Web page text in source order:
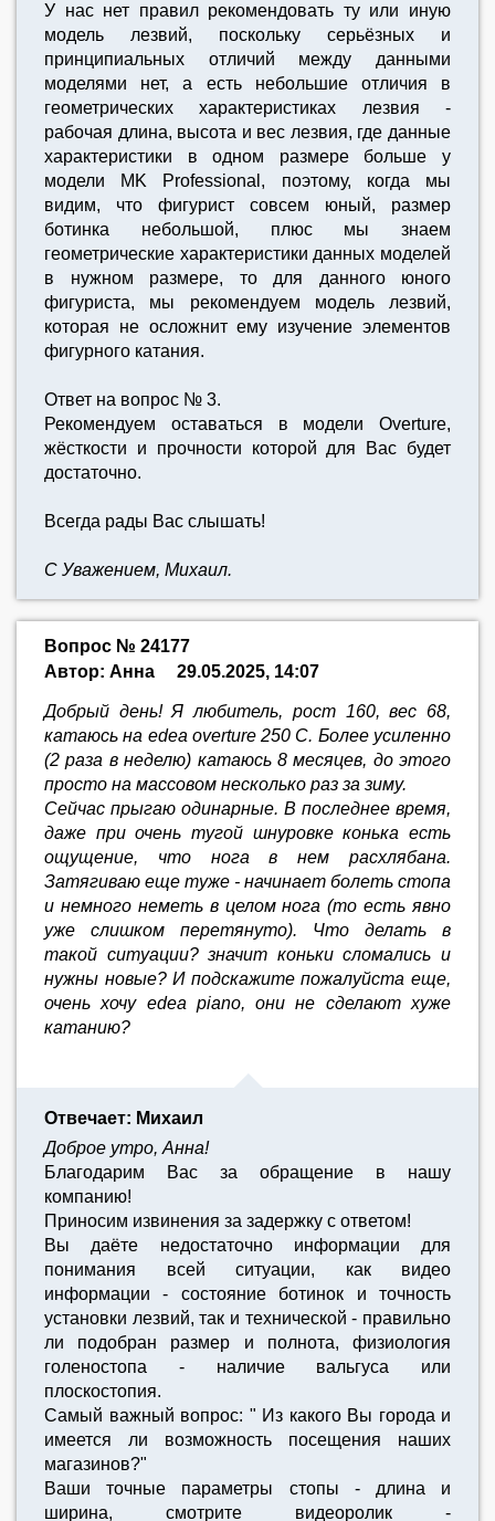
У нас нет правил рекомендовать ту или иную
модель лезвий, поскольку серьёзных и
принципиальных отличий между данными
моделями нет, а есть небольшие отличия в
геометрических характеристиках лезвия -
рабочая длина, высота и вес лезвия, где данные
характеристики в одном размере больше у
модели MK Professional, поэтому, когда мы
видим, что фигурист совсем юный, размер
ботинка небольшой, плюс мы знаем
геометрические характеристики данных моделей
в нужном размере, то для данного юного
фигуриста, мы рекомендуем модель лезвий,
которая не осложнит ему изучение элементов
фигурного катания.
Ответ на вопрос № 3.
Рекомендуем оставаться в модели Overture,
жёсткости и прочности которой для Вас будет
достаточно.
Всегда рады Вас слышать!
С Уважением, Михаил.
Вопрос № 24177
Автор: Анна
29.05.2025, 14:07
Добрый день! Я любитель, рост 160, вес 68,
катаюсь на edea overture 250 C. Более усиленно
(2 раза в неделю) катаюсь 8 месяцев, до этого
просто на массовом несколько раз за зиму.
Сейчас прыгаю одинарные. В последнее время,
даже при очень тугой шнуровке конька есть
ощущение, что нога в нем расхлябана.
Затягиваю еще туже - начинает болеть стопа
и немного неметь в целом нога (то есть явно
уже слишком перетянуто). Что делать в
такой ситуации? значит коньки сломались и
нужны новые? И подскажите пожалуйста еще,
очень хочу edea piano, они не сделают хуже
катанию?
Отвечает: Михаил
Доброе утро, Анна!
Благодарим Вас за обращение в нашу
компанию!
Приносим извинения за задержку с ответом!
Вы даёте недостаточно информации для
понимания всей ситуации, как видео
информации - состояние ботинок и точность
установки лезвий, так и технической - правильно
ли подобран размер и полнота, физиология
голеностопа - наличие вальгуса или
плоскостопия.
Самый важный вопрос: " Из какого Вы города и
имеется ли возможность посещения наших
магазинов?"
Ваши точные параметры стопы - длина и
ширина, смотрите видеоролик -